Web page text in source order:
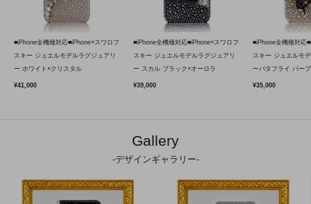
■iPhone全機種対応■iPhone×スワロフ
スキー ジュエルモデルラグジュアリ
ー ホワイト×クリスタル
¥41,000
■iPhone全機種対応■iPhone×スワロフ
スキー ジュエルモデルラグジュアリ
ー スカル ブラック×オーロラ
¥39,000
■iPhone全機種対応
スキー ジュエルモ
ーバタフライ パー
¥35,000
Gallery
-デザインギャラリー-